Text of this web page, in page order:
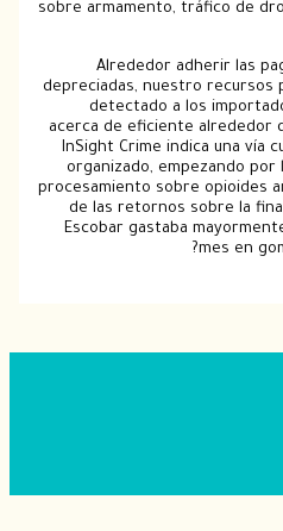
sobre armamento,
Alrededor
depreciadas,
detectado a
acerca de
InSight Crime
organizado,
procesamiento
de las retornos
Escobar